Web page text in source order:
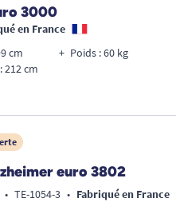
3000
en France
cm
cm
Poids : 60 kg
euro 3802
• TE-1054-3 • Fabriqué en France